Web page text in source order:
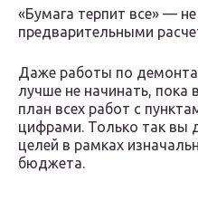
«Бумага терпит все» — не
предварительными
Даже работы по
лучше не начинать, пока
план всех работ с
цифрами. Только так вы
целей в рамках
бюджета.